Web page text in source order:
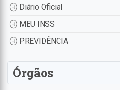
Diário Oficial
MEU INSS
PREVIDÊNCIA
Órgãos